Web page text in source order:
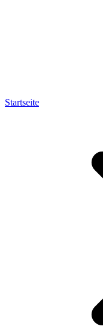
Startseite